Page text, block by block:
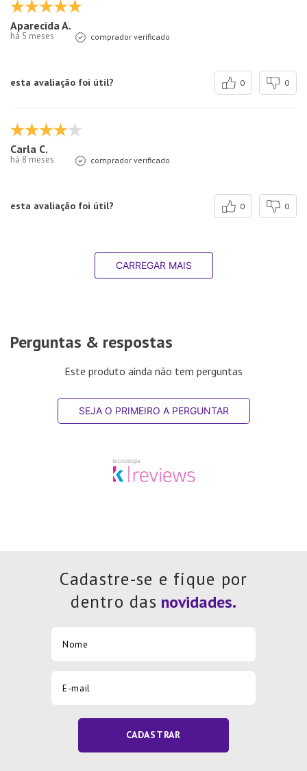
Aparecida A.
há 5 meses comprador verificado
esta avaliação foi útil? 0 0
Carla C.
há 8 meses comprador verificado
esta avaliação foi útil? 0 0
CARREGAR MAIS
Perguntas & respostas
Este produto ainda não tem perguntas
SEJA O PRIMEIRO A PERGUNTAR
Cadastre-se e fique por
dentro das
CADASTRAR